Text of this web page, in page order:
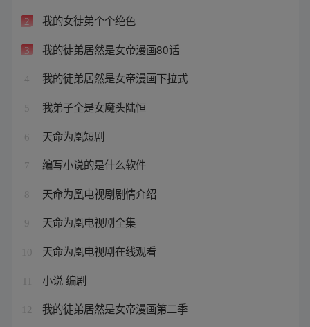
2 我的女徒弟个个绝色
3 我的徒弟居然是女帝漫画80话
4 我的徒弟居然是女帝漫画下拉式
5 我弟子全是女魔头陆恒
6 天命为凰短剧
7 编写小说的是什么软件
8 天命为凰电视剧剧情介绍
9 天命为凰电视剧全集
10 天命为凰电视剧在线观看
小说 编剧
12 我的徒弟居然是女帝漫画第二季